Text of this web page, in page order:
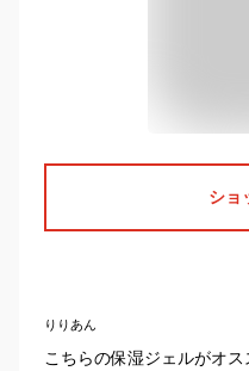
ショ
りりあん
こちらの保湿ジェルがオ